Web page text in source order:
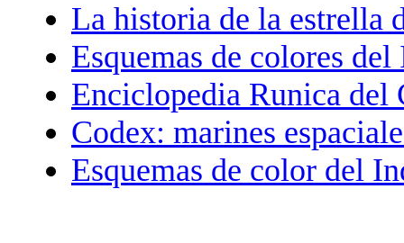
La historia de la estrella
Esquemas de colores
Enciclopedia Runica del
Codex: marines
Esquemas de color del